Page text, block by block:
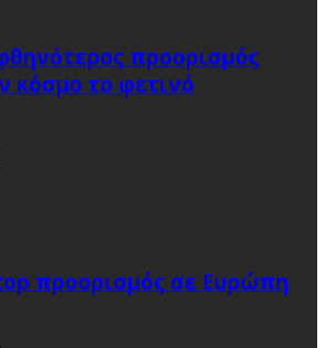
προορισμός
κόσμο το φετινό
προορισμός σε Ευρώπη